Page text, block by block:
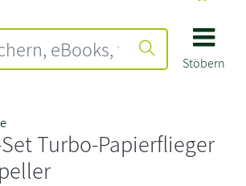
Stöbern
Turbo-Papierflieger